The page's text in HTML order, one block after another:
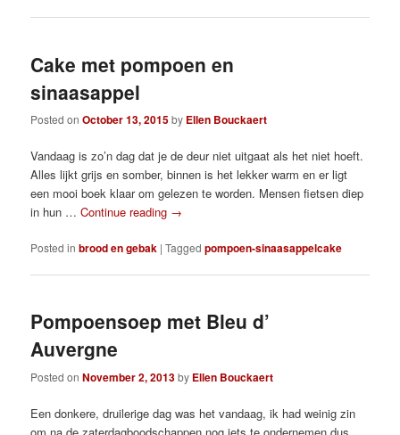
Cake met pompoen en
sinaasappel
Posted onOctober 13, 2015by Ellen Bouckaert
Vandaag is zo’n dag dat je de deur niet uitgaat als het niet hoeft.
Alles lijkt grijs en somber, binnen is het lekker warm en er ligt
een mooi boek klaar om gelezen te worden. Mensen fietsen diep
in hun …Continue reading →
Posted in brood en gebak |Tagged pompoen-sinaasappelcake
Pompoensoep met Bleu d’
Auvergne
Posted onNovember 2, 2013by Ellen Bouckaert
Een donkere, druilerige dag was het vandaag, ik had weinig zin